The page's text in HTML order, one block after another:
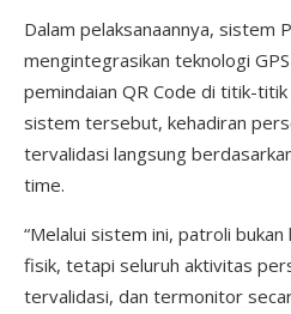
Dalam pelaksanaannya, sistem
mengintegrasikan teknologi
pemindaian QR Code di titik-
sistem tersebut, kehadiran
tervalidasi langsung
time.
“Melalui sistem ini, patroli
fisik, tetapi seluruh aktivitas
tervalidasi, dan termonitor